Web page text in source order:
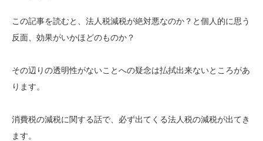
この記事を読むと、法人税減税が絶対悪なのか？と個人的に思う
反面、効果がいかほどのものか？
その辺りの透明性がないことへの疑念は払拭出来ないところがあ
ります。
消費税の減税に関する話で、必ず出てくる法人税の減税が出てき
ます。